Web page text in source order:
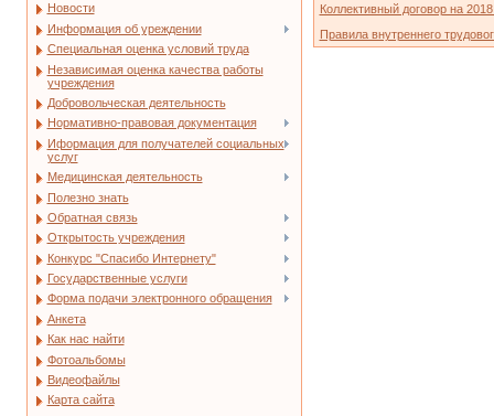
Новости
Информация об уреждении
Специальная оценка условий труда
Независимая оценка качества работы
учреждения
Добровольческая деятельность
Нормативно-правовая документация
Иформация для получателей социальных
услуг
Медицинская деятельность
Полезно знать
Обратная связь
Открытость учреждения
Конкурс "Спасибо Интернету"
Государственные услуги
Форма подачи электронного обращения
Анкета
Как нас найти
Фотоальбомы
Видеофайлы
Карта сайта
Коллективный договор на 2018
Правила внутреннего